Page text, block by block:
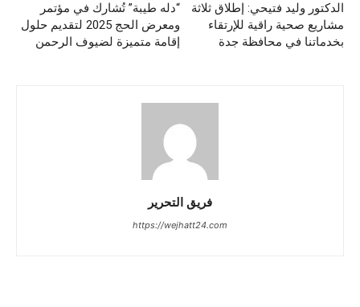
“دله طيبة” تُشارك في مؤتمر
ومعرض الحج 2025 لتقديم حلول
إقامة متميزة لضيوف الرحمن
الدكتور وليد فتيحي: إطلاق ثلاثة
مشاريع صحية راقية للإرتقاء
بخدماتنا في محافظة جدة
فريق التحرير
https://wejhatt24.com